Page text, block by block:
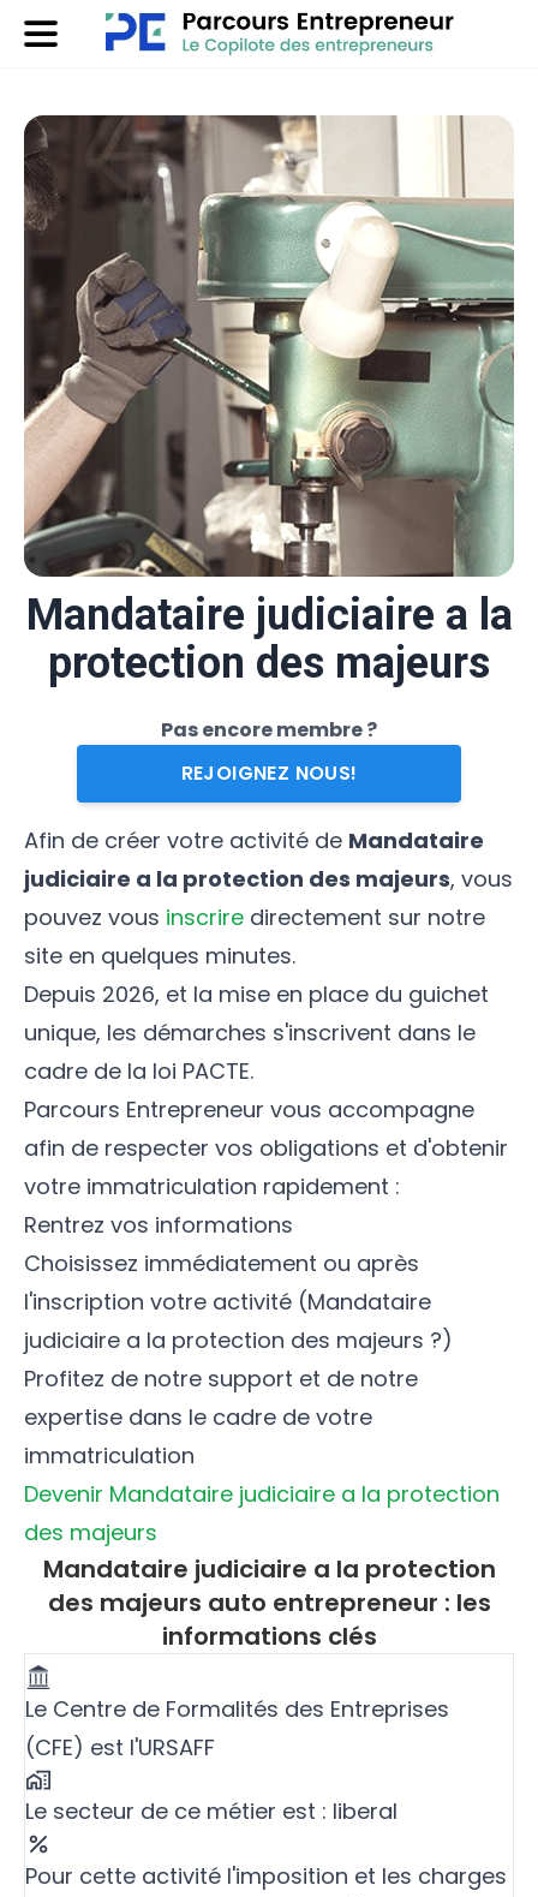
Mandataire judiciaire a la
protection des majeurs
Pas encore membre ?
REJOIGNEZ NOUS!
Afin de créer votre activité de Mandataire
judiciaire a la protection des majeurs, vous
pouvez vous inscrire directement sur notre
site en quelques minutes.
Depuis 2026, et la mise en place du guichet
unique, les démarches s'inscrivent dans le
cadre de la loi PACTE.
Parcours Entrepreneur vous accompagne
afin de respecter vos obligations et d'obtenir
votre immatriculation rapidement :
Rentrez vos informations
Choisissez immédiatement ou après
l'inscription votre activité (Mandataire
judiciaire a la protection des majeurs ?)
Profitez de notre support et de notre
expertise dans le cadre de votre
immatriculation
Devenir Mandataire judiciaire a la protection
des majeurs
Mandataire judiciaire a la protection
des majeurs auto entrepreneur : les
informations clés
Le Centre de Formalités des Entreprises
(CFE) est l'URSAFF
Le secteur de ce métier est : liberal
Pour cette activité l'imposition et les charges